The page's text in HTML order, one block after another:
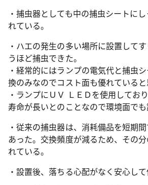
・捕虫器としても中の捕虫シートに
れている。
・ハエの発生の多い場所に設置して
うほど捕虫できた。
・経常的にはランプの電気代と捕虫
換のみなのでコスト面も優れていると
・ランプにＵＶ ＬＥＤを使用してお
寿命が長いとのことなので環境面でも
・従来の捕虫器は、消耗備品を短期
あった。交換頻度が減るため、その
れている。
・設置後、落ちる心配がなく安心して